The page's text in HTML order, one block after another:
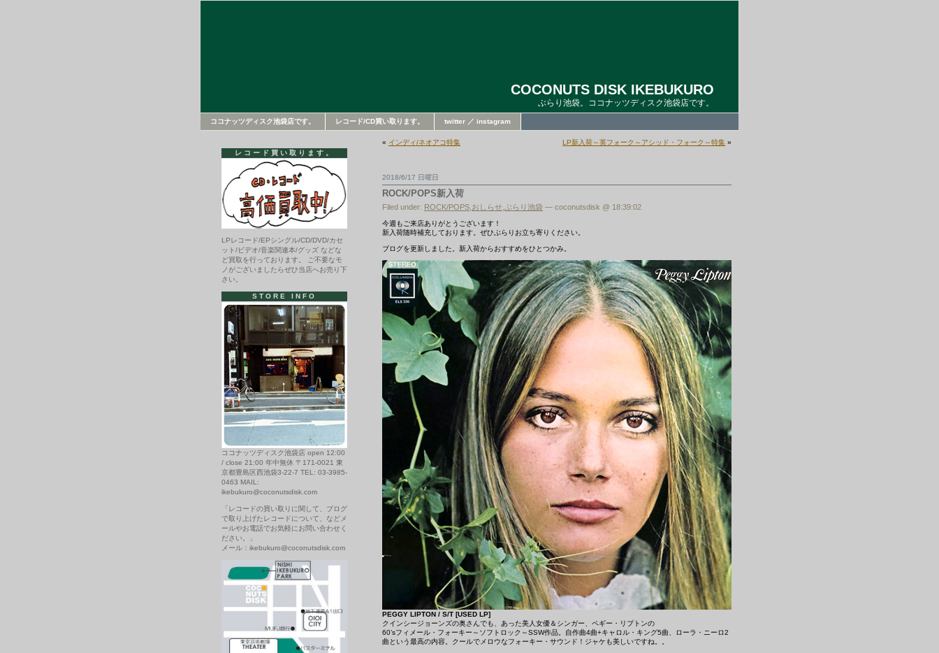
COCONUTS DISK IKEBUKURO
ぶらり池袋。ココナッツディスク池袋店です。
ココナッツディスク池袋店です。 レコード/CD買い取ります。 twitter ／ instagram
« インディ/ネオアコ特集 LP新入荷～英フォーク～アシッド・フォーク～特集 »
2018/6/17 日曜日
ROCK/POPS新入荷
Filed under: ROCK/POPS おしらせ ぶらり池袋 — coconutsdisk @ 18:39:02
今週もご来店ありがとうございます！
新入荷随時補充しております。ぜひぶらりお立ち寄りください。
ブログを更新しました。新入荷からおすすめをひとつかみ。
PEGGY LIPTON / S/T [USED LP]
クインシージョーンズの奥さんでも、あった美人女優＆シンガー、ペギー・リプトンの
60’sフィメール・フォーキー～ソフトロック～SSW作品。自作曲4曲+キャロル・キング5曲、ローラ・ニーロ2
曲という最高の内容。クールでメロウなフォーキー・サウンド！ジャケも美しいですね。。
レコード買い取ります。
LPレコード/EPシングル/CD/DVD/カセ
ット/ビデオ/音楽関連本/グッズ などな
ど買取を行っております。 ご不要なモ
ノがございましたらぜひ当店へお売り下
さい。
STORE INFO
ココナッツディスク池袋店 open 12:00
/ close 21:00 年中無休 〒171-0021 東
京都豊島区西池袋3-22-7 TEL: 03-3985-
0463 MAIL:
ikebukuro@coconutsdisk.com
「レコードの買い取りに関して、ブログ
で取り上げたレコードについて、などメ
ールやお電話でお気軽にお問い合わせく
ださい。」
メール：ikebukuro@coconutsdisk.com